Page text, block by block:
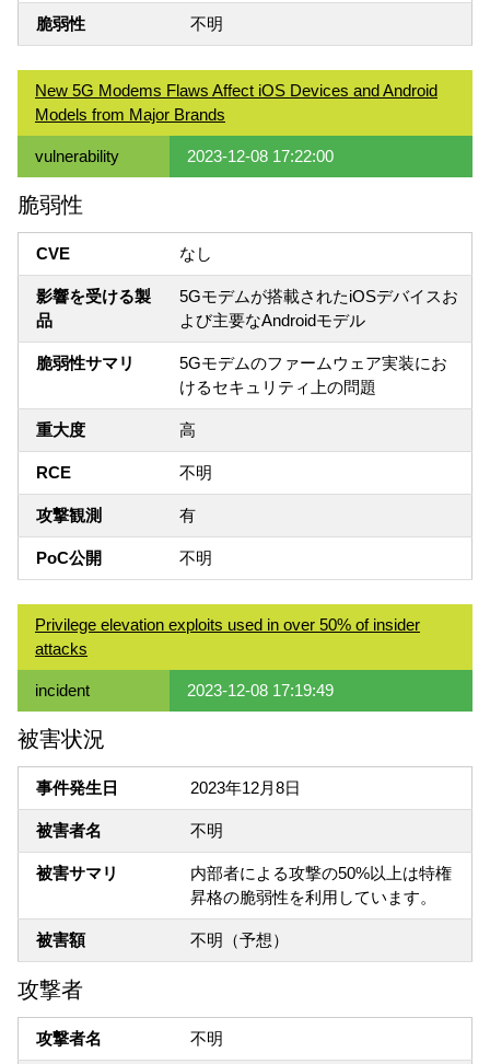
脆弱性 不明
New 5G Modems Flaws Affect iOS Devices and Android
Models from Major Brands
vulnerability 2023-12-08 17:22:00
脆弱性
CVE なし
影響を受ける製
品
5Gモデムが搭載されたiOSデバイスお
よび主要なAndroidモデル
脆弱性サマリ
5Gモデムのファームウェア実装にお
けるセキュリティ上の問題
重大度 高
RCE 不明
攻撃観測 有
PoC公開 不明
Privilege elevation exploits used in over 50% of insider
attacks
incident 2023-12-08 17:19:49
被害状況
事件発生日 2023年12月8日
被害者名 不明
被害サマリ
内部者による攻撃の50%以上は特権
昇格の脆弱性を利用しています。
被害額 不明（予想）
攻撃者
攻撃者名 不明